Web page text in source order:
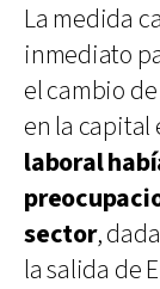
La medida
inmediato
el cambio
en la capital
laboral
sector,
la salida de